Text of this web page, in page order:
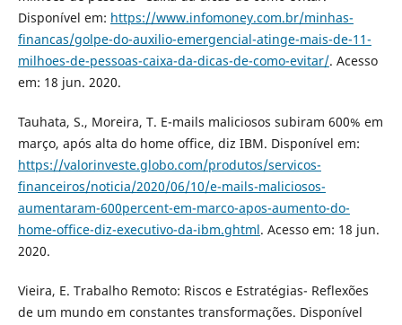
Disponível em: https://www.infomoney.com.br/minhas-
financas/golpe-do-auxilio-emergencial-atinge-mais-de-11-
milhoes-de-pessoas-caixa-da-dicas-de-como-evitar/. Acesso
em: 18 jun. 2020.
Tauhata, S., Moreira, T. E-mails maliciosos subiram 600% em
março, após alta do home office, diz IBM. Disponível em:
https://valorinveste.globo.com/produtos/servicos-
financeiros/noticia/2020/06/10/e-mails-maliciosos-
aumentaram-600percent-em-marco-apos-aumento-do-
home-office-diz-executivo-da-ibm.ghtml. Acesso em: 18 jun.
2020.
Vieira, E. Trabalho Remoto: Riscos e Estratégias- Reflexões
de um mundo em constantes transformações. Disponível